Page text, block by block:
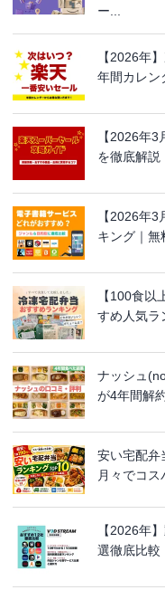
ー...
【2026年
年間カレン
【2026年
を徹底解説
【2026年
キング｜無
【100食
すめ人気ラ
ナッシュ
が4年間解
安い宅配弁
月々でコス
【2026年
選徹底比較